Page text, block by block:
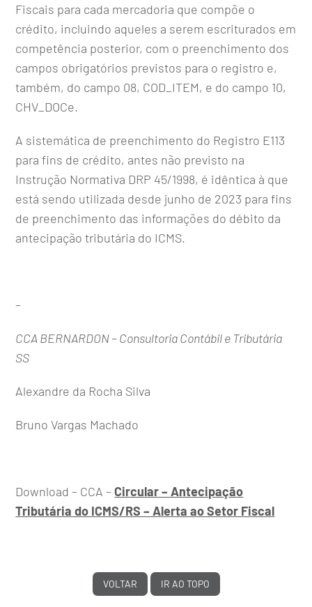
Fiscais para cada mercadoria que compõe o
crédito, incluindo aqueles a serem escriturados em
competência posterior, com o preenchimento dos
campos obrigatórios previstos para o registro e,
também, do campo 08, COD_ITEM, e do campo 10,
CHV_DOCe.
A sistemática de preenchimento do Registro E113
para fins de crédito, antes não previsto na
Instrução Normativa DRP 45/1998, é idêntica à que
está sendo utilizada desde junho de 2023 para fins
de preenchimento das informações do débito da
antecipação tributária do ICMS.
–
CCA BERNARDON – Consultoria Contábil e Tributária
SS
Alexandre da Rocha Silva
Bruno Vargas Machado
Download – CCA –Circular – Antecipação
Tributária do ICMS/RS – Alerta ao Setor Fiscal
VOLTAR IR AO TOPO